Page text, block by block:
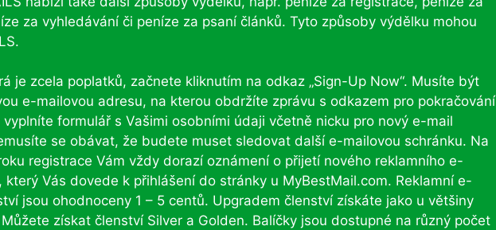
za vyhledávání či peníze za psaní článků. Tyto způsoby výdělku mohou
je zcela poplatků, začnete kliknutím na odkaz „Sign-Up Now“. Musíte být
e-mailovou adresu, na kterou obdržíte zprávu s odkazem pro pokračování
formulář s Vašimi osobními údaji včetně nicku pro nový e-mail
se obávat, že budete muset sledovat další e-mailovou schránku. Na
registrace Vám vždy dorazí oznámení o přijetí nového reklamního e-
Vás dovede k přihlášení do stránky u MyBestMail.com. Reklamní e-
jsou ohodnoceny 1 – 5 centů. Upgradem členství získáte jako u většiny
získat členství Silver a Golden. Balíčky jsou dostupné na různý počet